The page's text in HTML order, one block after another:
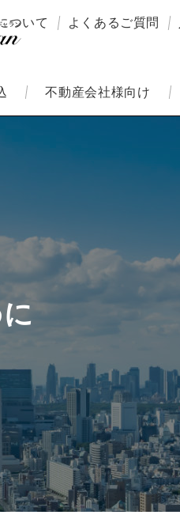
不動産会社様向け
ついて よくあるご質問